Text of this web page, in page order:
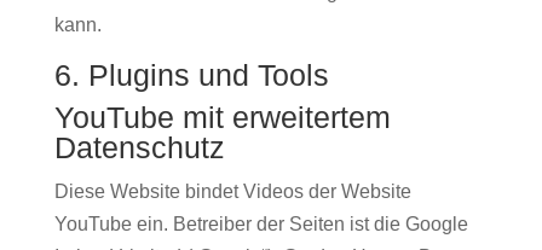
kann.
6. Plugins und Tools
YouTube mit erweitertem
Datenschutz
Diese Website bindet Videos der Website
YouTube ein. Betreiber der Seiten ist die Google